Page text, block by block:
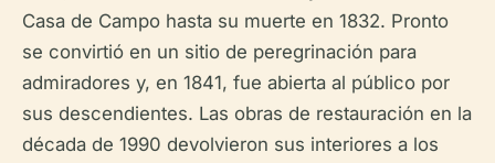
Casa de Campo hasta su muerte en 1832. Pronto
se convirtió en un sitio de peregrinación para
admiradores y, en 1841, fue abierta al público por
sus descendientes. Las obras de restauración en la
década de 1990 devolvieron sus interiores a los